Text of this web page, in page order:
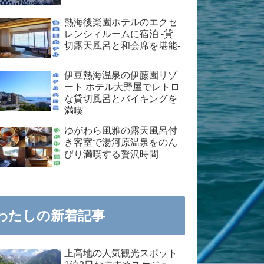
熱海後楽園ホテルのエクセ
レンシィルームに宿泊 -貸
切露天風呂と和会席を堪能-
伊豆熱海温泉の伊藤園リゾ
ート ホテル大野屋でレトロ
な貸切風呂とバイキングを
満喫
ゆがわら風雅の露天風呂付
き客室で湯河原温泉をのん
びり満喫する贅沢時間
たしの新着記事
上高地の人気観光スポット